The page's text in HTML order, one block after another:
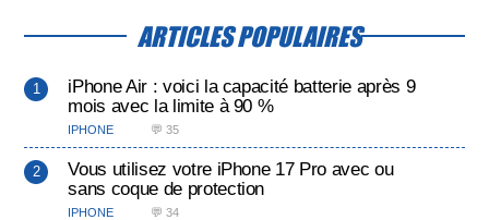
ARTICLES POPULAIRES
iPhone Air : voici la capacité batterie après 9
mois avec la limite à 90 %
IPHONE 💬 35
Vous utilisez votre iPhone 17 Pro avec ou
sans coque de protection
IPHONE 💬 34